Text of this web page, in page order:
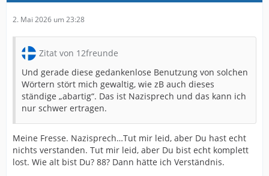
2. Mai 2026 um 23:28
Zitat von 12freunde
Und gerade diese gedankenlose Benutzung von solchen
Wörtern stört mich gewaltig, wie zB auch dieses
ständige „abartig“. Das ist Nazisprech und das kann ich
nur schwer ertragen.
Meine Fresse. Nazisprech…Tut mir leid, aber Du hast echt
nichts verstanden. Tut mir leid, aber Du bist echt komplett
lost. Wie alt bist Du? 88? Dann hätte ich Verständnis.